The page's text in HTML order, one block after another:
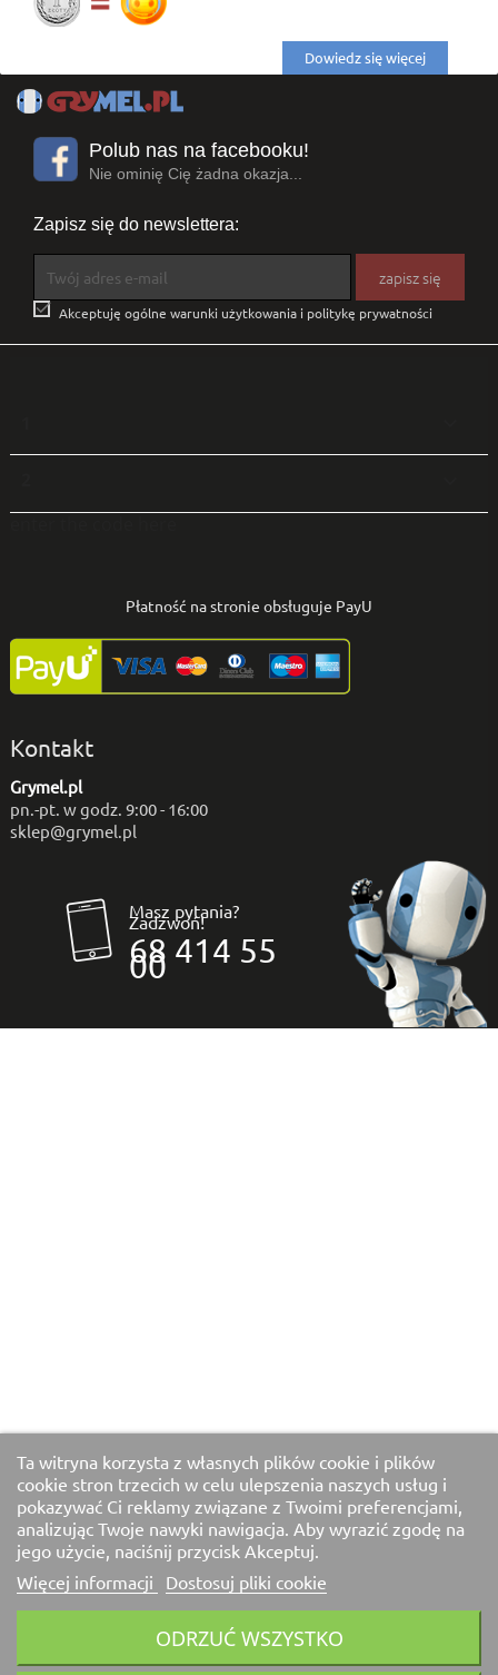
Dowiedz się więcej
Polub nas na facebooku!
Nie ominię Cię żadna okazja...
Zapisz się do newslettera:
 Akceptuję ogólne warunki użytkowania i politykę prywatności
Ta witryna korzysta z własnych plików cookie i plików
cookie stron trzecich w celu ulepszenia naszych usług i
pokazywać Ci reklamy związane z Twoimi preferencjami,
analizując Twoje nawyki nawigacja. Aby wyrazić zgodę na
jego użycie, naciśnij przycisk Akceptuj.
Więcej informacji
Dostosuj pliki cookie
ODRZUĆ WSZYSTKO
Płatność na stronie obsługuje PayU
Kontakt
Grymel.pl
pn.-pt. w godz. 9:00 - 16:00
sklep@grymel.pl
Masz pytania?
Zadzwoń!
68 414 55
00